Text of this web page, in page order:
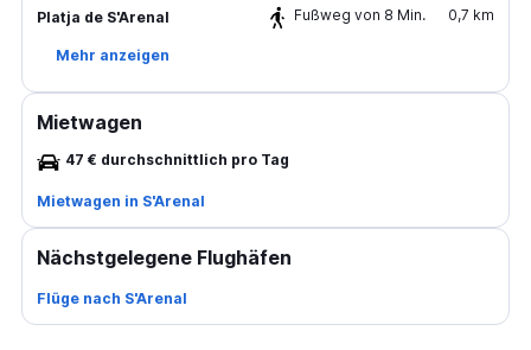
Platja de S'Arenal Fußweg von 8 Min. 0,7 km
Mehr anzeigen
Mietwagen
47 € durchschnittlich pro Tag
Mietwagen in S'Arenal
Nächstgelegene Flughäfen
Flüge nach S'Arenal